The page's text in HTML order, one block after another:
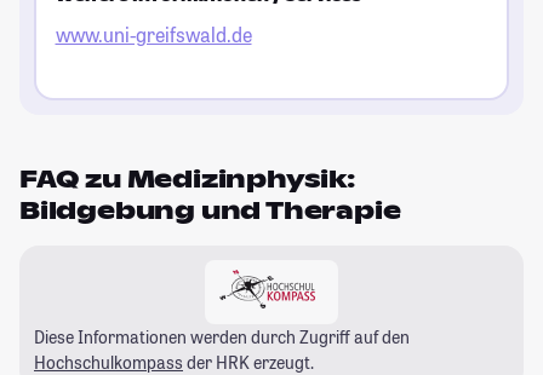
www.uni-greifswald.de
FAQ zu Medizinphysik:
Bildgebung und Therapie
Diese Informationen werden durch Zugriff auf den
Hochschulkompass der HRK erzeugt.